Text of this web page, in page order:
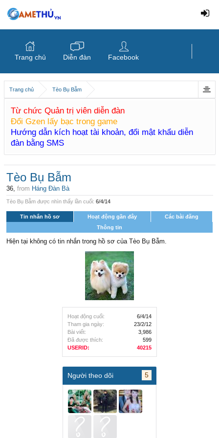
Trang chủ Tèo Bụ Bẫm
Từ chức Quản trị viên diễn đàn
Đổi Gzen lấy bạc trong game
Hướng dẫn kích hoạt tài khoản, đổi mật khẩu diễn
đàn bằng SMS
Hoạt động cuối:
6/4/14
Tham gia ngày:
23/2/12
Bài viết:
3,986
Đã được thích:
599
USERID:
40215
Người theo dõi 5
Tèo Bụ Bẫm
36, from Háng Đàn Bà
Tèo Bụ Bẫm được nhìn thấy lần cuối: 6/4/14
Tin nhắn hồ sơ Hoạt động gần đây
Các bài đăng
Thông tin
Hiện tại không có tin nhắn trong hồ sơ của Tèo Bụ Bẫm.
Trang chủ Diễn đàn Facebook